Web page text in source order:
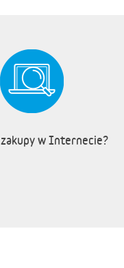
zakupy w Internecie?